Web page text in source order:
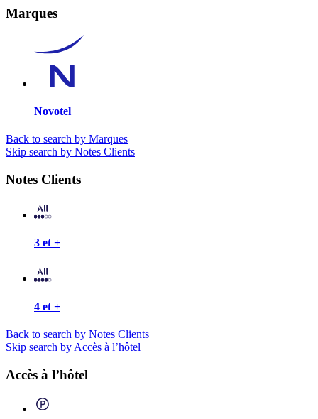
Marques
Novotel
Back to search by Marques
Skip search by Notes Clients
Notes Clients
3 et +
4 et +
Back to search by Notes Clients
Skip search by Accès à l’hôtel
Accès à l’hôtel